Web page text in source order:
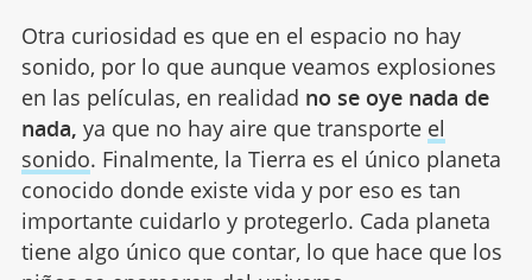
Otra curiosidad es que en el espacio no hay
sonido, por lo que aunque veamos explosiones
en las películas, en realidad no se oye nada de
nada, ya que no hay aire que transporte el
sonido. Finalmente, la Tierra es el único planeta
conocido donde existe vida y por eso es tan
importante cuidarlo y protegerlo. Cada planeta
tiene algo único que contar, lo que hace que los